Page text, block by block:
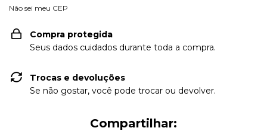
Não sei meu CEP
Compra protegida
Seus dados cuidados durante toda a compra.
Trocas e devoluções
Se não gostar, você pode trocar ou devolver.
Compartilhar: